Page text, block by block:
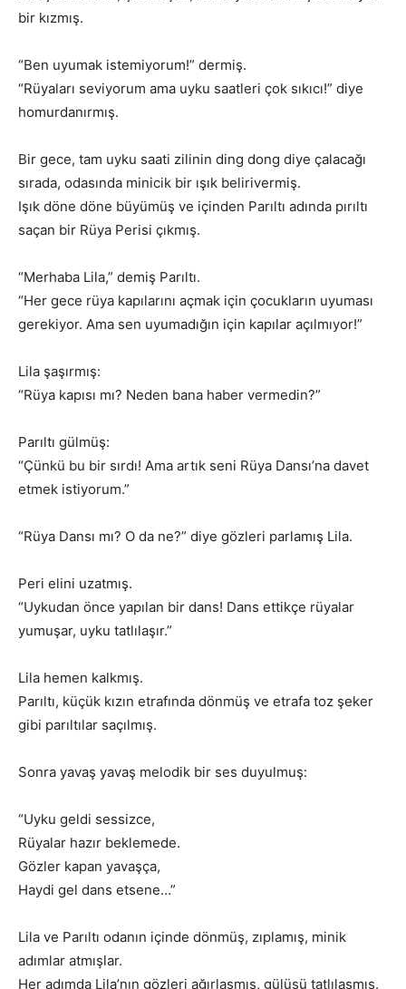
bir kızmış.
“Ben uyumak istemiyorum!” dermiş.
“Rüyaları seviyorum ama uyku saatleri çok sıkıcı!” diye
homurdanırmış.
Bir gece, tam uyku saati zilinin ding dong diye çalacağı
sırada, odasında minicik bir ışık belirivermiş.
Işık döne döne büyümüş ve içinden Parıltı adında pırıltı
saçan bir Rüya Perisi çıkmış.
“Merhaba Lila,” demiş Parıltı.
“Her gece rüya kapılarını açmak için çocukların uyuması
gerekiyor. Ama sen uyumadığın için kapılar açılmıyor!”
Lila şaşırmış:
“Rüya kapısı mı? Neden bana haber vermedin?”
Parıltı gülmüş:
“Çünkü bu bir sırdı! Ama artık seni Rüya Dansı’na davet
etmek istiyorum.”
“Rüya Dansı mı? O da ne?” diye gözleri parlamış Lila.
Peri elini uzatmış.
“Uykudan önce yapılan bir dans! Dans ettikçe rüyalar
yumuşar, uyku tatlılaşır.”
Lila hemen kalkmış.
Parıltı, küçük kızın etrafında dönmüş ve etrafa toz şeker
gibi parıltılar saçılmış.
Sonra yavaş yavaş melodik bir ses duyulmuş:
“Uyku geldi sessizce,
Rüyalar hazır beklemede.
Gözler kapan yavaşça,
Haydi gel dans etsene…”
Lila ve Parıltı odanın içinde dönmüş, zıplamış, minik
adımlar atmışlar.
Her adımda Lila’nın gözleri ağırlaşmış, gülüşü tatlılaşmış.